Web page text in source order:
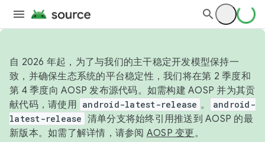
自 2026 年起，为了与我们的主干稳定开发模型保持一
致，并确保生态系统的平台稳定性，我们将在第 2 季度和
第 4 季度向 AOSP 发布源代码。如需构建 AOSP 并为其贡
献代码，请使用 android-latest-release 。
android-
latest-release 清单分支将始终引用推送到 AOSP 的最
新版本。如需了解详情，请参阅 AOSP 变更。